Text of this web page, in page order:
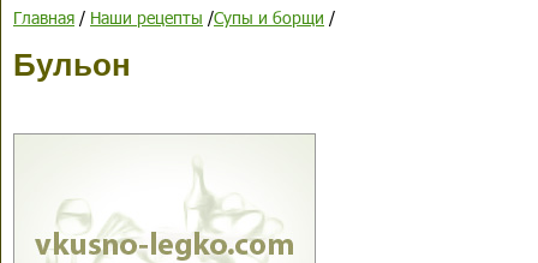
Главная / Наши рецепты /Супы и борщи /
Бульон